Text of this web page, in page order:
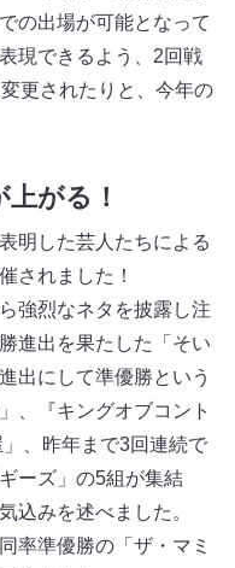
の出場が可能となって
現できるよう、2回戦
更されたりと、今年の
がる！
明した芸人たちによる
されました！
強烈なネタを披露し注
進出を果たした「そい
出にして準優勝という
、『キングオブコント
、昨年まで3回連続で
ーズ」の5組が集結
込みを述べました。
率準優勝の「ザ・マミ